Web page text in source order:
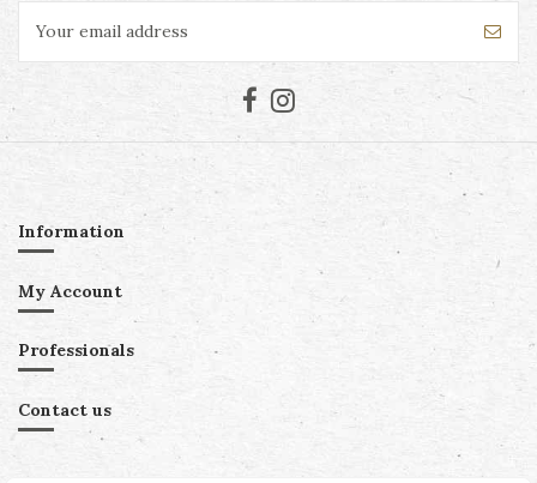
Information
My Account
Professionals
Contact us